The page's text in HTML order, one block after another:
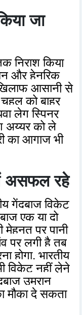
जा
निराश किया
और हेनरिक
आसानी से
को बाहर
लेग स्पिनर
अय्यर को ले
का आगाज भी
असफल रहे
गेंदबाज विकेट
एक या दो
पर पानी
पर लगी है तब
होगा. भारतीय
विकेट नहीं लेने
उमरान
मौका दे सकता